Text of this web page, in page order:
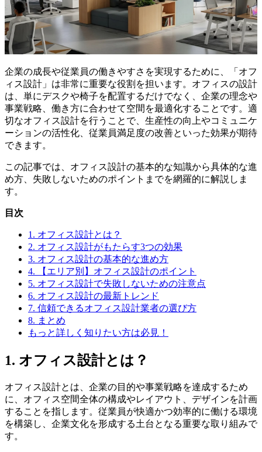
企業の成長や従業員の働きやすさを実現するために、「オフ
ィス設計」は非常に重要な役割を担います。オフィスの設計
は、単にデスクや椅子を配置するだけでなく、企業の理念や
事業戦略、働き方に合わせて空間を最適化することです。適
切なオフィス設計を行うことで、生産性の向上やコミュニケ
ーションの活性化、従業員満足度の改善といった効果が期待
できます。
この記事では、オフィス設計の基本的な知識から具体的な進
め方、失敗しないためのポイントまでを網羅的に解説しま
す。
目次
1. オフィス設計とは？
2. オフィス設計がもたらす3つの効果
3. オフィス設計の基本的な進め方
4. 【エリア別】オフィス設計のポイント
5. オフィス設計で失敗しないための注意点
6. オフィス設計の最新トレンド
7. 信頼できるオフィス設計業者の選び方
8. まとめ
もっと詳しく知りたい方は必見！
1. オフィス設計とは？
オフィス設計とは、企業の目的や事業戦略を達成するため
に、オフィス空間全体の構成やレイアウト、デザインを計画
することを指します。従業員が快適かつ効率的に働ける環境
を構築し、企業文化を形成する土台となる重要な取り組みで
す。